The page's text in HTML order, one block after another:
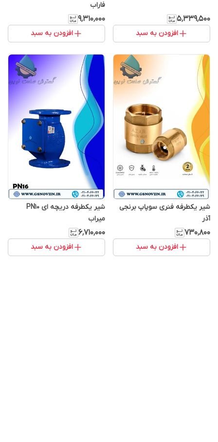
۵٬۳۳۹٬۵۰۰
افزودن به سبد
فاراب
۹٬۳۱۰٬۰۰۰
افزودن به سبد
شیر یکطرفه فنری سوپاپ برنجی
آذر
۷۳۰٬۸۰۰
افزودن به سبد
شیر یکطرفه دریچه ای PN10
میراب
۶٬۷۱۰٬۰۰۰
افزودن به سبد